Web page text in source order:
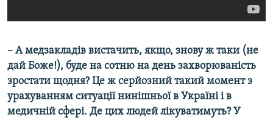
– А медзакладів вистачить, якщо, знову ж таки (не
дай Боже!), буде на сотню на день захворюваність
зростати щодня? Це ж серйозний такий момент з
урахуванням ситуації нинішньої в Україні і в
медичній сфері. Де цих людей лікуватимуть? У